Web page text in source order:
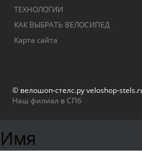
ТЕХНОЛОГИИ
КАК ВЫБРАТЬ ВЕЛОСИПЕД
Карта сайта
© велошоп-стелс.ру veloshop-
Наш филиал в СПб
Имя